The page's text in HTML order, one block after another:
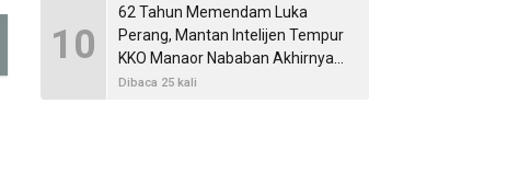
10
62 Tahun Memendam Luka
Perang, Mantan Intelijen Tempur
KKO Manaor Nababan Akhirnya
Membuka Kisah Operasi Dwikora
Dibaca 25 kali